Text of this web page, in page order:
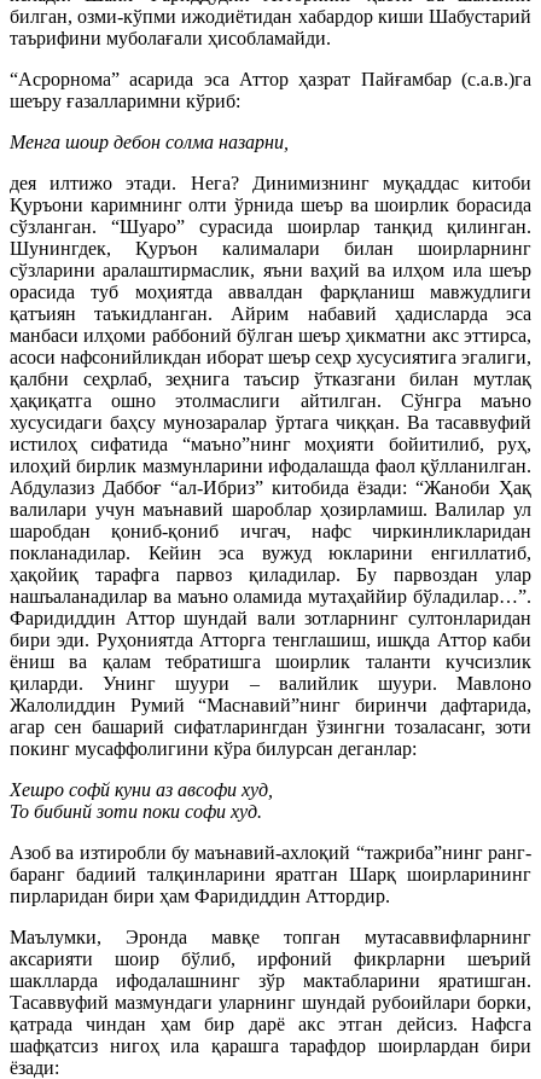
билган, озми-кўпми ижодиётидан хабардор киши Шабустарий
таърифини муболағали ҳисобламайди.
“Асрорнома” асарида эса Аттор ҳазрат Пайғамбар (с.а.в.)га
шеъру ғазалларимни кўриб:
Менга шоир дебон солма назарни,
дея илтижо этади. Нега? Динимизнинг муқаддас китоби
Қуръони каримнинг олти ўрнида шеър ва шоирлик борасида
сўзланган. “Шуаро” сурасида шоирлар танқид қилинган.
Шунингдек, Қуръон калималари билан шоирларнинг
сўзларини аралаштирмаслик, яъни ваҳий ва илҳом ила шеър
орасида туб моҳиятда аввалдан фарқланиш мавжудлиги
қатъиян таъкидланган. Айрим набавий ҳадисларда эса
манбаси илҳоми раббоний бўлган шеър ҳикматни акс эттирса,
асоси нафсонийликдан иборат шеър сеҳр хусусиятига эгалиги,
қалбни сеҳрлаб, зеҳнига таъсир ўтказгани билан мутлақ
ҳақиқатга ошно этолмаслиги айтилган. Сўнгра маъно
хусусидаги баҳсу мунозаралар ўртага чиққан. Ва тасаввуфий
истилоҳ сифатида “маъно”нинг моҳияти бойитилиб, руҳ,
илоҳий бирлик мазмунларини ифодалашда фаол қўлланилган.
Абдулазиз Даббоғ “ал-Ибриз” китобида ёзади: “Жаноби Ҳақ
валилари учун маънавий шароблар ҳозирламиш. Валилар ул
шаробдан қониб-қониб ичгач, нафс чиркинликларидан
покланадилар. Кейин эса вужуд юкларини енгиллатиб,
ҳақойиқ тарафга парвоз қиладилар. Бу парвоздан улар
нашъаланадилар ва маъно оламида мутаҳаййир бўладилар…”.
Фаридиддин Аттор шундай вали зотларнинг султонларидан
бири эди. Руҳониятда Атторга тенглашиш, ишқда Аттор каби
ёниш ва қалам тебратишга шоирлик таланти кучсизлик
қиларди. Унинг шуури – валийлик шуури. Мавлоно
Жалолиддин Румий “Маснавий”нинг биринчи дафтарида,
агар сен башарий сифатларингдан ўзингни тозаласанг, зоти
покинг мусаффолигини кўра билурсан деганлар:
Хешро софй куни аз авсофи худ,
То бибинй зоти поки софи худ.
Азоб ва изтиробли бу маънавий-ахлоқий “тажриба”нинг ранг-
баранг бадиий талқинларини яратган Шарқ шоирларининг
пирларидан бири ҳам Фаридиддин Аттордир.
Маълумки, Эронда мавқе топган мутасаввифларнинг
аксарияти шоир бўлиб, ирфоний фикрларни шеърий
шаклларда ифодалашнинг зўр мактабларини яратишган.
Тасаввуфий мазмундаги уларнинг шундай рубоийлари борки,
қатрада чиндан ҳам бир дарё акс этган дейсиз. Нафсга
шафқатсиз нигоҳ ила қарашга тарафдор шоирлардан бири
ёзади: